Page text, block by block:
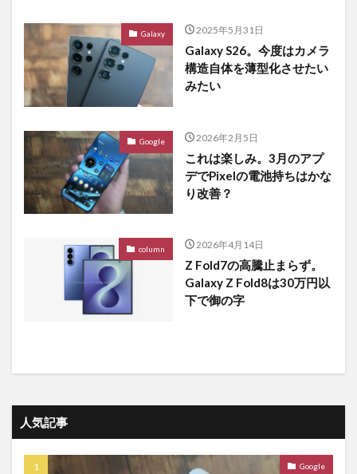
Galaxy 2025年5月31日
Galaxy S26。今度はカメラ
構造自体を薄型化させたい
みたい
Google 2026年2月5日
これは楽しみ。3月のアプ
デでPixelの電池持ちはかな
り改善？
column 2026年4月14日
Z Fold7の高騰止まらず。
Galaxy Z Fold8は30万円以
下で御の字
人気記事
Google